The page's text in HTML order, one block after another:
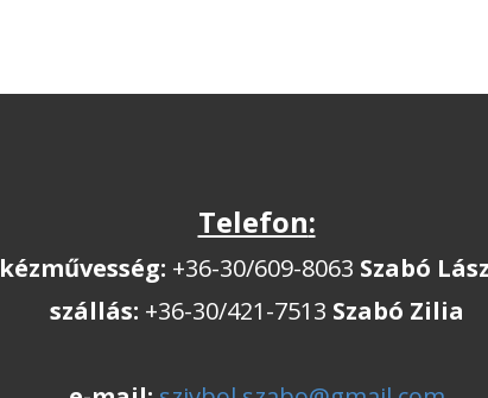
Telefon:
kézművesség: +36-30/609-8063 Szabó
szállás: +36-30/421-7513 Szabó Zilia